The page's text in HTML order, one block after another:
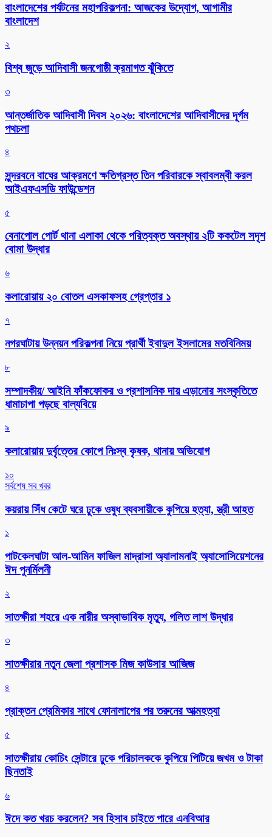
বাংলাদেশের পর্যটনের মহাপরিকল্পনা: আজকের উদ্যোগ, আগামীর
বাংলাদেশ
২
বিশ্ব জুড়ে আদিবাসী জনগোষ্ঠী ক্রমাগত ঝুঁকিতে
৩
আন্তর্জাতিক আদিবাসী দিবস ২০২৬: বাংলাদেশের আদিবাসীদের দূর্গম
পথচলা
৪
সুন্দরবনে বাঘের আক্রমণে ক্ষতিগ্রস্ত তিন পরিবারকে স্বাবলম্বী করল
আইএফএসডি ফাউন্ডেশন
৫
বেনাপোল পোর্ট থানা এলাকা থেকে পরিত্যক্ত অবস্থায় ২টি ককটেল সদৃশ
বোমা উদ্ধার
৬
কলারোয়ায় ২০ বোতল এসকাফসহ গ্রেপ্তার ১
৭
নগরঘাটায় উন্নয়ন পরিকল্পনা নিয়ে প্রার্থী ইবাদুল ইসলামের মতবিনিময়
৮
সম্পাদকীয়/ আইনি ফাঁকফোকর ও প্রশাসনিক দায় এড়ানোর সংস্কৃতিতে
ধামাচাপা পড়ছে বাল্যবিয়ে
৯
কলারোয়ায় দুর্বৃত্তের কোপে নিঃস্ব কৃষক, থানায় অভিযোগ
১০
সর্বশেষ সব খবর
কয়রায় সিঁধ কেটে ঘরে ঢুকে ওষুধ ব্যবসায়ীকে কুপিয়ে হত্যা, স্ত্রী আহত
১
পাটকেলঘাটা আল-আমিন ফাজিল মাদ্রাসা অ্যালামনাই অ্যাসোসিয়েশনের
ঈদ পুনর্মিলনী
২
সাতক্ষীরা শহরে এক নারীর অস্বাভাবিক মৃত্যু, গলিত লাশ উদ্ধার
৩
সাতক্ষীরার নতুন জেলা প্রশাসক মিজ কাউসার আজিজ
৪
প্রাক্তন প্রেমিকার সাথে ফোনালাপের পর তরুনের আত্মহত্যা
৫
সাতক্ষীরায় কোচিং সেন্টারে ঢুকে পরিচালককে কুপিয়ে পিটিয়ে জখম ও টাকা
ছিনতাই
৬
ঈদে কত খরচ করলেন? সব হিসাব চাইতে পারে এনবিআর